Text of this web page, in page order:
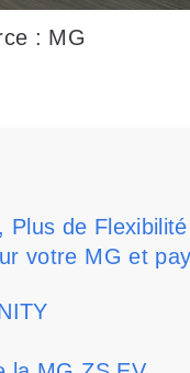
: MG
Plus de Flexibilité
votre MG et